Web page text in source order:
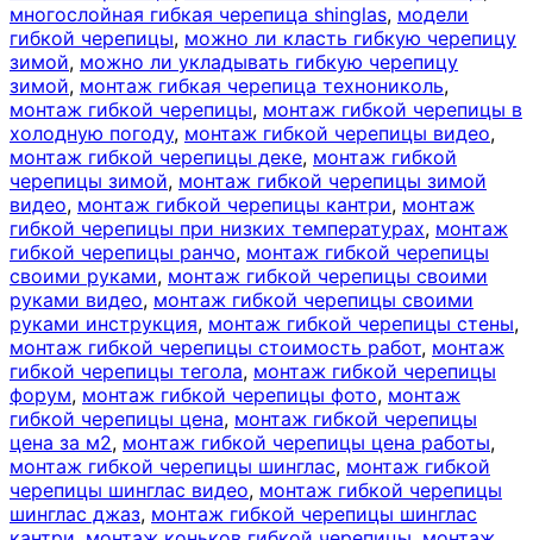
многослойная гибкая черепица shinglas, модели
гибкой черепицы, можно ли класть гибкую черепицу
зимой, можно ли укладывать гибкую черепицу
зимой, монтаж гибкая черепица технониколь,
монтаж гибкой черепицы, монтаж гибкой черепицы в
холодную погоду, монтаж гибкой черепицы видео,
монтаж гибкой черепицы деке, монтаж гибкой
черепицы зимой, монтаж гибкой черепицы зимой
видео, монтаж гибкой черепицы кантри, монтаж
гибкой черепицы при низких температурах, монтаж
гибкой черепицы ранчо, монтаж гибкой черепицы
своими руками, монтаж гибкой черепицы своими
руками видео, монтаж гибкой черепицы своими
руками инструкция, монтаж гибкой черепицы стены,
монтаж гибкой черепицы стоимость работ, монтаж
гибкой черепицы тегола, монтаж гибкой черепицы
форум, монтаж гибкой черепицы фото, монтаж
гибкой черепицы цена, монтаж гибкой черепицы
цена за м2, монтаж гибкой черепицы цена работы,
монтаж гибкой черепицы шинглас, монтаж гибкой
черепицы шинглас видео, монтаж гибкой черепицы
шинглас джаз, монтаж гибкой черепицы шинглас